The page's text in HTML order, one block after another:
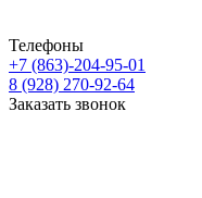
Телефоны
+7 (863)-204-95-01
8 (928) 270-92-64
Заказать звонок